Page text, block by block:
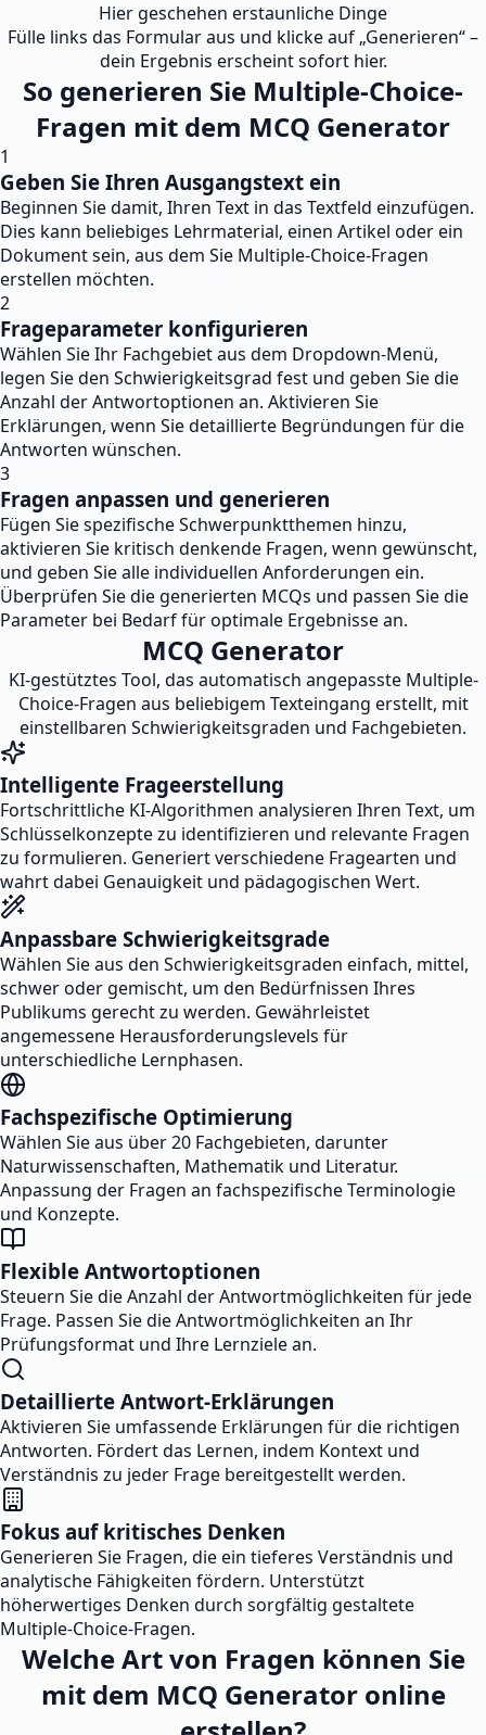
Hier geschehen erstaunliche Dinge
Fülle links das Formular aus und klicke auf „Generieren“ –
dein Ergebnis erscheint sofort hier.
So generieren Sie Multiple-Choice-
Fragen mit dem MCQ Generator
1
Geben Sie Ihren Ausgangstext ein
Beginnen Sie damit, Ihren Text in das Textfeld einzufügen.
Dies kann beliebiges Lehrmaterial, einen Artikel oder ein
Dokument sein, aus dem Sie Multiple-Choice-Fragen
erstellen möchten.
2
Frageparameter konfigurieren
Wählen Sie Ihr Fachgebiet aus dem Dropdown-Menü,
legen Sie den Schwierigkeitsgrad fest und geben Sie die
Anzahl der Antwortoptionen an. Aktivieren Sie
Erklärungen, wenn Sie detaillierte Begründungen für die
Antworten wünschen.
3
Fragen anpassen und generieren
Fügen Sie spezifische Schwerpunktthemen hinzu,
aktivieren Sie kritisch denkende Fragen, wenn gewünscht,
und geben Sie alle individuellen Anforderungen ein.
Überprüfen Sie die generierten MCQs und passen Sie die
Parameter bei Bedarf für optimale Ergebnisse an.
MCQ Generator
KI-gestütztes Tool, das automatisch angepasste Multiple-
Choice-Fragen aus beliebigem Texteingang erstellt, mit
einstellbaren Schwierigkeitsgraden und Fachgebieten.
Intelligente Frageerstellung
Fortschrittliche KI-Algorithmen analysieren Ihren Text, um
Schlüsselkonzepte zu identifizieren und relevante Fragen
zu formulieren. Generiert verschiedene Fragearten und
wahrt dabei Genauigkeit und pädagogischen Wert.
Anpassbare Schwierigkeitsgrade
Wählen Sie aus den Schwierigkeitsgraden einfach, mittel,
schwer oder gemischt, um den Bedürfnissen Ihres
Publikums gerecht zu werden. Gewährleistet
angemessene Herausforderungslevels für
unterschiedliche Lernphasen.
Fachspezifische Optimierung
Wählen Sie aus über 20 Fachgebieten, darunter
Naturwissenschaften, Mathematik und Literatur.
Anpassung der Fragen an fachspezifische Terminologie
und Konzepte.
Flexible Antwortoptionen
Steuern Sie die Anzahl der Antwortmöglichkeiten für jede
Frage. Passen Sie die Antwortmöglichkeiten an Ihr
Prüfungsformat und Ihre Lernziele an.
Detaillierte Antwort-Erklärungen
Aktivieren Sie umfassende Erklärungen für die richtigen
Antworten. Fördert das Lernen, indem Kontext und
Verständnis zu jeder Frage bereitgestellt werden.
Fokus auf kritisches Denken
Generieren Sie Fragen, die ein tieferes Verständnis und
analytische Fähigkeiten fördern. Unterstützt
höherwertiges Denken durch sorgfältig gestaltete
Multiple-Choice-Fragen.
Welche Art von Fragen können Sie
mit dem MCQ Generator online